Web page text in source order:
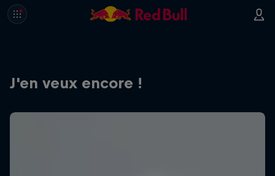
J'en veux encore !